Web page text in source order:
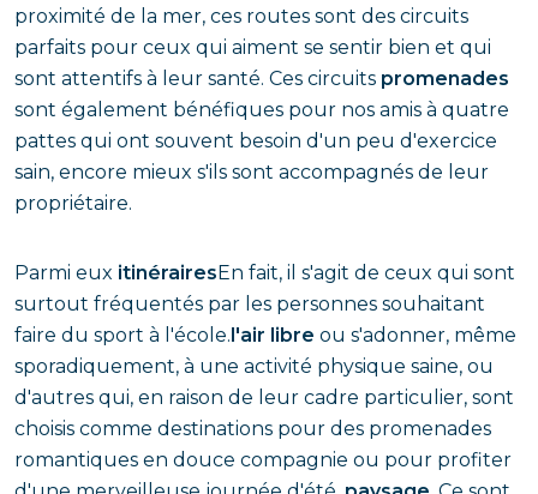
proximité de la mer, ces routes sont des circuits
parfaits pour ceux qui aiment se sentir bien et qui
sont attentifs à leur santé. Ces circuits promenades
sont également bénéfiques pour nos amis à quatre
pattes qui ont souvent besoin d'un peu d'exercice
sain, encore mieux s'ils sont accompagnés de leur
propriétaire.
Parmi eux itinérairesEn fait, il s'agit de ceux qui sont
surtout fréquentés par les personnes souhaitant
faire du sport à l'école.l'air libre ou s'adonner, même
sporadiquement, à une activité physique saine, ou
d'autres qui, en raison de leur cadre particulier, sont
choisis comme destinations pour des promenades
romantiques en douce compagnie ou pour profiter